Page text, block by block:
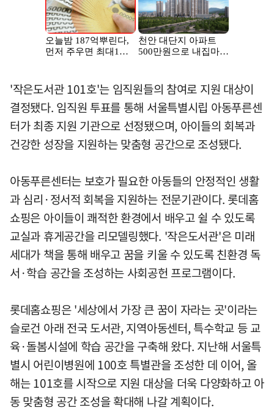
'작은도서관 101호'는 임직원들의 참여로 지원 대상이
결정됐다. 임직원 투표를 통해 서울특별시립 아동푸른센
터가 최종 지원 기관으로 선정됐으며, 아이들의 회복과
건강한 성장을 지원하는 맞춤형 공간으로 조성됐다.
아동푸른센터는 보호가 필요한 아동들의 안정적인 생활
과 심리·정서적 회복을 지원하는 전문기관이다. 롯데홈
쇼핑은 아이들이 쾌적한 환경에서 배우고 쉴 수 있도록
교실과 휴게공간을 리모델링했다. '작은도서관'은 미래
세대가 책을 통해 배우고 꿈을 키울 수 있도록 친환경 독
서·학습 공간을 조성하는 사회공헌 프로그램이다.
롯데홈쇼핑은 '세상에서 가장 큰 꿈이 자라는 곳'이라는
슬로건 아래 전국 도서관, 지역아동센터, 특수학교 등 교
육·돌봄시설에 학습 공간을 구축해 왔다. 지난해 서울특
별시 어린이병원에 100호 특별관을 조성한 데 이어, 올
해는 101호를 시작으로 지원 대상을 더욱 다양화하고 아
동 맞춤형 공간 조성을 확대해 나갈 계획이다.